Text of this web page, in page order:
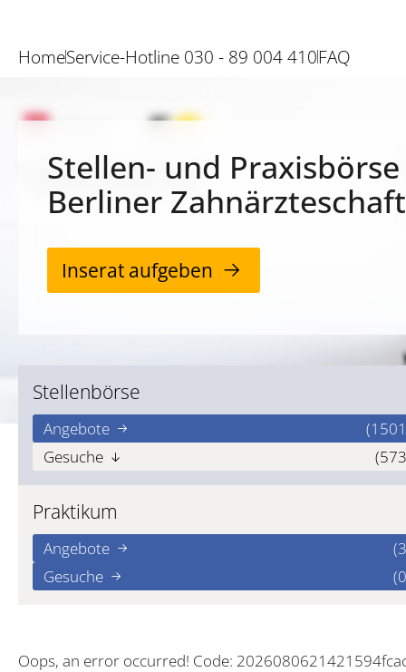
HomeService-Hotline 030 - 89 004 410FAQ
Stellen- und
Berliner Zahnärzteschaft
Inserat aufgeben
Stellenbörse
Angebote
Gesuche
Praktikum
Angebote
Gesuche
Oops, an error occurred! Code: